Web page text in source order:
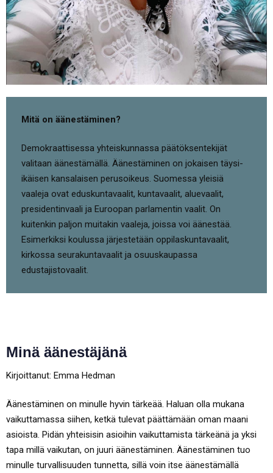
Mitä on äänestäminen?
Demokraattisessa yhteiskunnassa päätöksentekijät
valitaan äänestämällä. Äänestäminen on jokaisen täysi-
ikäisen kansalaisen perusoikeus. Suomessa yleisiä
vaaleja ovat eduskuntavaalit, kuntavaalit, aluevaalit,
presidentinvaali ja Euroopan parlamentin vaalit. On
kuitenkin paljon muitakin vaaleja, joissa voi äänestää.
Esimerkiksi koulussa järjestetään oppilaskuntavaalit,
kirkossa seurakuntavaalit ja osuuskaupassa
edustajistovaalit.
Minä äänestäjänä
Kirjoittanut: Emma Hedman
Äänestäminen on minulle hyvin tärkeää. Haluan olla mukana
vaikuttamassa siihen, ketkä tulevat päättämään oman maani
asioista. Pidän yhteisisin asioihin vaikuttamista tärkeänä ja yksi
tapa millä vaikutan, on juuri äänestäminen. Äänestäminen tuo
minulle turvallisuuden tunnetta, sillä voin itse äänestämällä